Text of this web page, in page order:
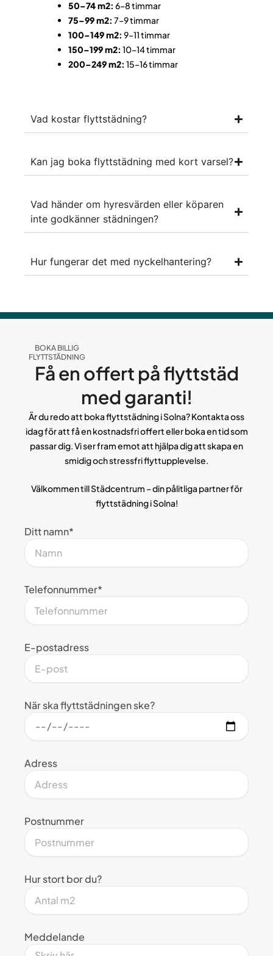
50–74 m2: 6–8 timmar
75–99 m2: 7–9 timmar
100–149 m2: 9–11 timmar
150–199 m2: 10–14 timmar
200–249 m2: 15–16 timmar
Vad kostar flyttstädning?
Kan jag boka flyttstädning med kort varsel?
Vad händer om hyresvärden eller köparen
inte godkänner städningen?
Hur fungerar det med nyckelhantering?
BOKA BILLIG
FLYTTSTÄDNING
Få en offert på flyttstäd
med garanti!
Är du redo att boka flyttstädning i Solna? Kontakta oss
idag för att få en kostnadsfri offert eller boka en tid som
passar dig. Vi ser fram emot att hjälpa dig att skapa en
smidig och stressfri flyttupplevelse.
Välkommen till Städcentrum – din pålitliga partner för
flyttstädning i Solna!
Ditt namn*
Telefonnummer*
E-postadress
När ska flyttstädningen ske?
Adress
Postnummer
Hur stort bor du?
Meddelande